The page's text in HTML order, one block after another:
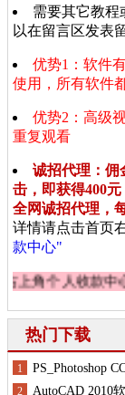
需要其它教程
以在留言区发表
优势1：软件
使用，所有软件
优势2：高级
重复观看
诚招代理：佣
击，即获得400
全网诚招代理，
详情请点击首页
款中心"
个人收款中心“
热门下载